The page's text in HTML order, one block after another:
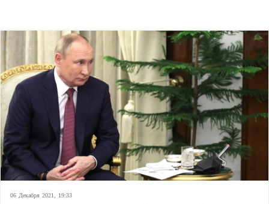
06 Декабря 2021, 19:33